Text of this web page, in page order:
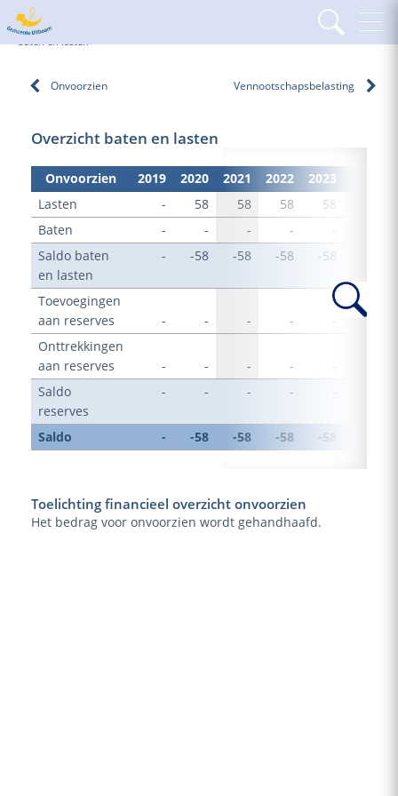
Home
Overzicht
baten en lasten
Onvoorzien Vennootschapsbelasting
Overzicht baten en lasten
Onvoorzien 2019 2020 2021 2022 2023
Lasten
- 58 58 58 58
Baten
- - - - -
Saldo baten
en lasten
- -58 -58 -58 -58
Toevoegingen
aan reserves
- - - - -
Onttrekkingen
aan reserves
- - - - -
Saldo
reserves
- - - -
Saldo - -58 -58 -58 -58
Toelichting financieel overzicht onvoorzien
Het bedrag voor onvoorzien wordt gehandhaafd.